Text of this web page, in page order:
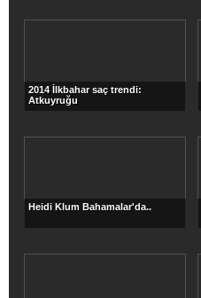
2014 İlkbahar saç trendi:
Atkuyruğu
Heidi Klum Bahamalar'da..